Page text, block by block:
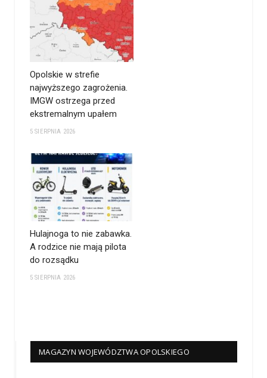
Opolskie w strefie
najwyższego zagrożenia.
IMGW ostrzega przed
ekstremalnym upałem
5 SIERPNIA 2026
Hulajnoga to nie zabawka.
A rodzice nie mają pilota
do rozsądku
5 SIERPNIA 2026
MAGAZYN WOJEWÓDZTWA OPOLSKIEGO